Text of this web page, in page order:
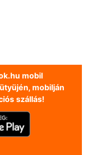
mobil
mobilján
szállás!